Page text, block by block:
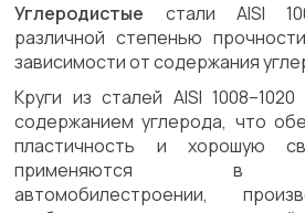
Углеродистые стали AISI
различной степенью
зависимости от содержания
Круги из сталей AISI
содержанием углерода, что
пластичность и хорошую
применяются в
автомобилестроении,